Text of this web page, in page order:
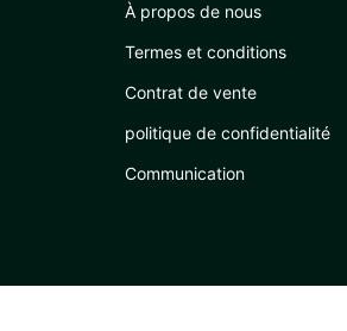
À propos de nous
Termes et conditions
Contrat de vente
politique de confidentialité
Communication